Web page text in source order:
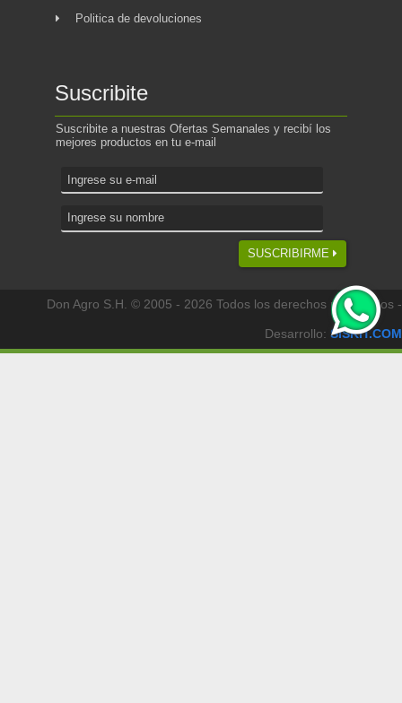
Politica de devoluciones
Suscribite
Suscribite a nuestras Ofertas Semanales y recibí los
mejores productos en tu e-mail
SUSCRIBIRME
Don Agro S.H. © 2005 - 2026 Todos los derechos reservados -
Desarrollo: SISKIT.COM